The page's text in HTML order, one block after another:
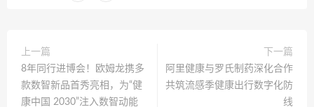
上一篇
8年同行进博会！欧姆龙携多
款数智新品首秀亮相，为“健
康中国 2030”注入数智动能
下一篇
阿里健康与罗氏制药深化合作
共筑流感季健康出行数字化防
线